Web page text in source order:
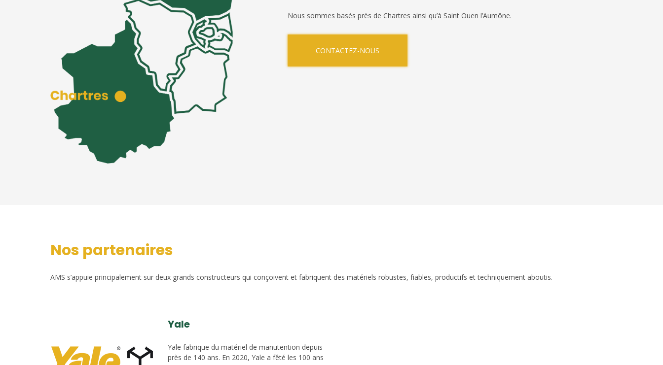
Nous sommes basés près de Chartres ainsi qu’à Saint Ouen l’Aumône.
CONTACTEZ-NOUS
Nos partenaires
AMS s’appuie principalement sur deux grands constructeurs qui conçoivent et fabriquent des matériels robustes, fiables, productifs et techniquement aboutis.
Yale
Yale fabrique du matériel de manutention depuis
près de 140 ans. En 2020, Yale a fêté les 100 ans